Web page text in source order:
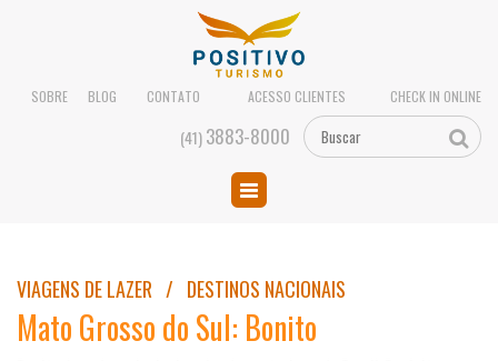
SOBRE BLOG CONTATO ACESSO CLIENTES CHECK IN ONLINE
(41)3883-8000
VIAGENS DE LAZER / DESTINOS NACIONAIS
Mato Grosso do Sul: Bonito